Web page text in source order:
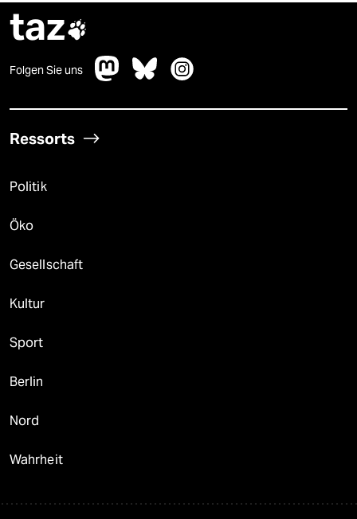
taz
Folgen Sie uns
Ressorts
Politik
Öko
Gesellschaft
Kultur
Sport
Berlin
Nord
Wahrheit